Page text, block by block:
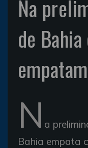
Na
de
N a
Bahia empata